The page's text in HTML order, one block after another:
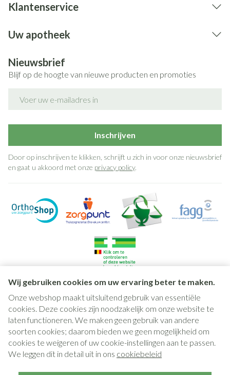
Wij gebruiken cookies om uw ervaring beter te maken.
Onze webshop maakt uitsluitend gebruik van essentiële
cookies. Deze cookies zijn noodzakelijk om onze website te
laten functioneren. We maken geen gebruik van andere
soorten cookies; daarom bieden we geen mogelijkheid om
cookies te weigeren of uw cookie-instellingen aan te passen.
We leggen dit in detail uit in ons cookiebeleid
Klantenservice
Uw apotheek
Nieuwsbrief
Blijf op de hoogte van nieuwe producten en promoties
Inschrijven
Door op inschrijven te klikken, schrijft u zich in voor onze nieuwsbrief
en gaat u akkoord met onze privacy policy.
Juridische links